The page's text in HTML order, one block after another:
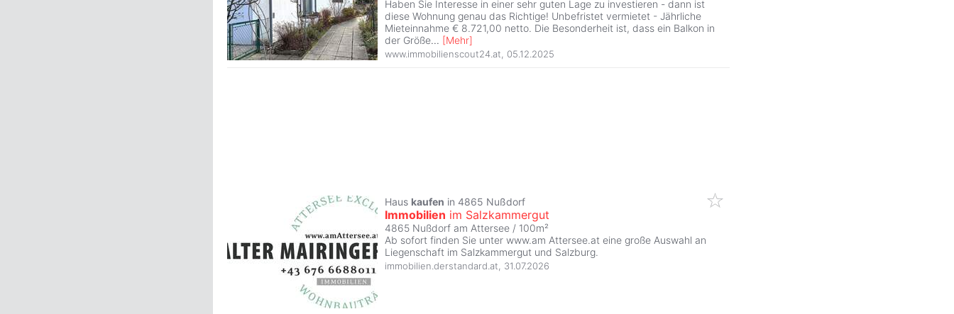
Haben Sie Interesse in einer sehr guten Lage zu investieren - dann ist
diese Wohnung genau das Richtige! Unbefristet vermietet - Jährliche
Mieteinnahme € 8.721,00 netto. Die Besonderheit ist, dass ein Balkon in
der Größe... [Mehr]
www.immobilienscout24.at 05.12.2025
Haus kaufen in 4865 Nußdorf
Immobilien im Salzkammergut
4865 Nußdorf am Attersee / 100m²
Ab sofort finden Sie unter www.am Attersee.at eine große Auswahl an
Liegenschaft im Salzkammergut und Salzburg.
immobilien.derstandard.at 31.07.2026